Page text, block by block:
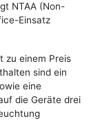
NTAA (Non-
Einsatz
zu einem Preis
sind ein
eine
die Geräte drei